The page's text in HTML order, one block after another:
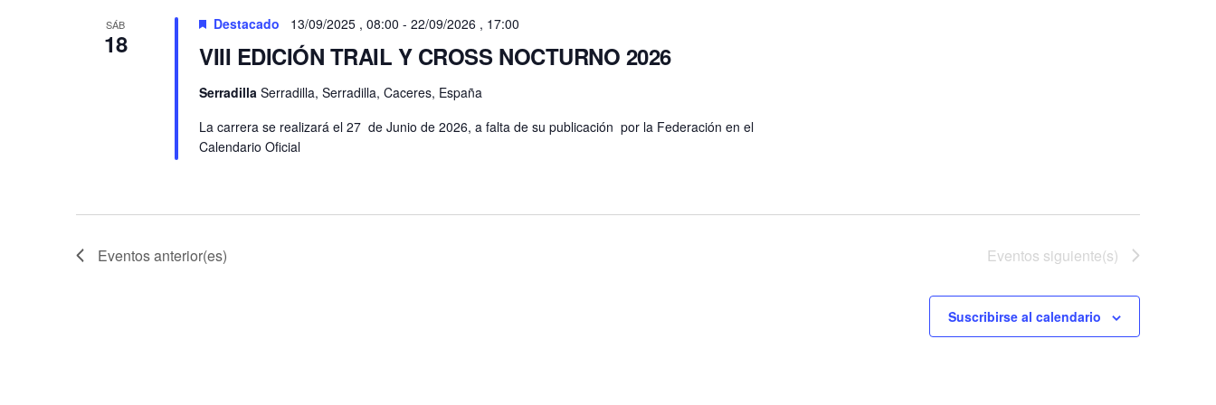
Eventos
SÁB
18 VIII EDICIÓN TRAIL Y CROSS NOCTURNO 2026
Destacado 13/09/2025 , 08:00 - 22/09/2026 , 17:00
Serradilla Serradilla, Serradilla, Caceres, España
La carrera se realizará el 27 de Junio de 2026, a falta de su publicación por la Federación en el
Calendario Oficial
Eventosanterior(es) Eventos siguiente(s)
Suscribirse al calendario